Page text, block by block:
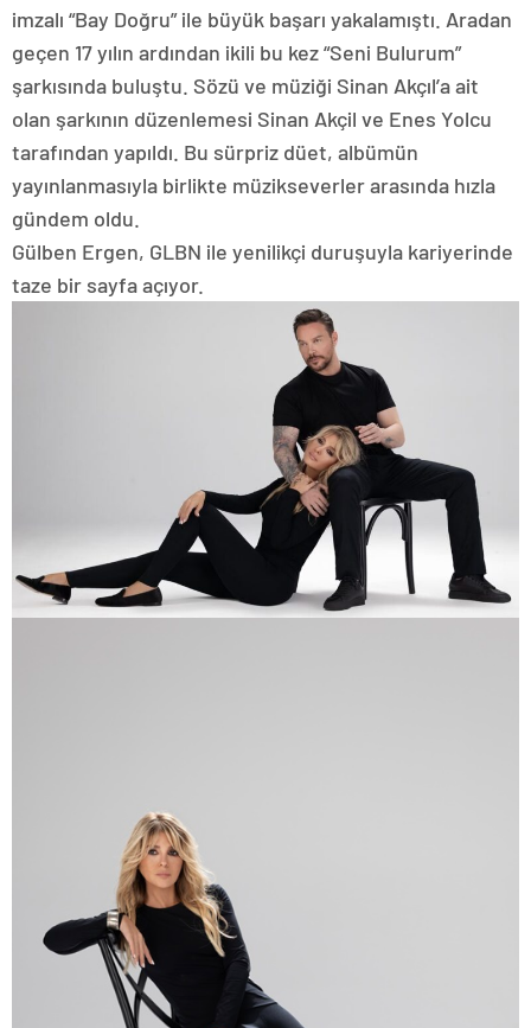
imzalı “Bay Doğru” ile büyük başarı yakalamıştı. Aradan
geçen 17 yılın ardından ikili bu kez “Seni Bulurum”
şarkısında buluştu. Sözü ve müziği Sinan Akçıl’a ait
olan şarkının düzenlemesi Sinan Akçil ve Enes Yolcu
tarafından yapıldı. Bu sürpriz düet, albümün
yayınlanmasıyla birlikte müzikseverler arasında hızla
gündem oldu.
Gülben Ergen, GLBN ile yenilikçi duruşuyla kariyerinde
taze bir sayfa açıyor.